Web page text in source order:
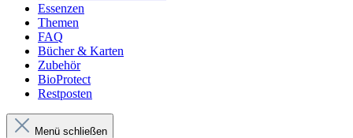
Essenzen
Themen
FAQ
Bücher & Karten
Zubehör
BioProtect
Restposten
Menü schließen